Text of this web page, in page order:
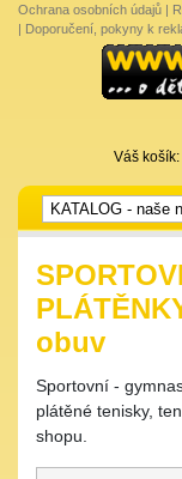
Ochrana osobních údajů |
| Doporučení, pokyny k
Váš košík:
obuv
Sportovní -
plátěné tenisky,
shopu.